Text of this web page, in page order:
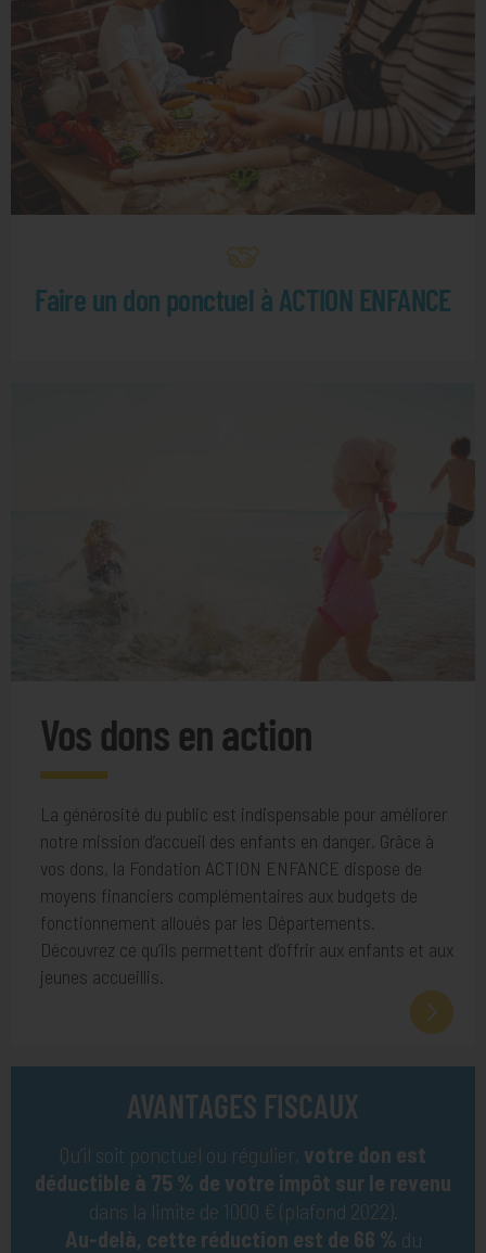
Faire un don ponctuel à ACTION ENFANCE
Vos dons en action
La générosité du public est indispensable pour améliorer
notre mission d’accueil des enfants en danger. Grâce à
vos dons, la Fondation ACTION ENFANCE dispose de
moyens financiers complémentaires aux budgets de
fonctionnement alloués par les Départements.
Découvrez ce qu’ils permettent d’offrir aux enfants et aux
jeunes accueillis.
AVANTAGES FISCAUX
Qu’il soit ponctuel ou régulier, votre don est
déductible à 75 % de votre impôt sur le revenu
dans la limite de 1000 € (plafond 2022).
Au-delà, cette réduction est de 66 % du